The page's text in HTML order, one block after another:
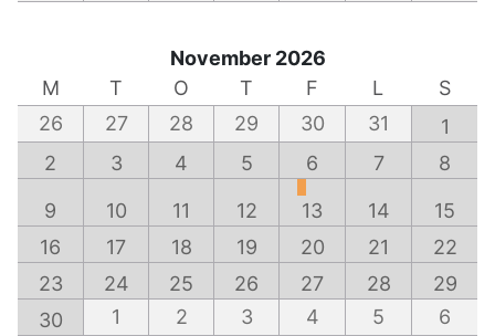
November 2026
M
T O T F L
S
26
27 28 29 30 31
1
2
3 4 5 6 7 8
9 10 11 12 13 14
15
16
17 18 19 20 21
22
23
24 25 26 27 28
29
30
1 2 3 4 5 6